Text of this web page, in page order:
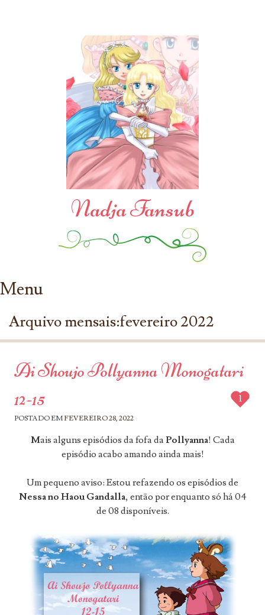
Nadja Fansub
Menu
Ir para conteúdo
Arquivo mensais:fevereiro 2022
Ai Shoujo Pollyanna Monogatari
12-15
POSTADO EM FEVEREIRO 28, 2022
1
Mais alguns episódios da fofa daPollyanna! Cada
episódio acabo amando ainda mais!
Um pequeno aviso: Estou refazendo os episódios de
Nessa no Haou Gandalla, então por enquanto só há 04
de 08 disponíveis.